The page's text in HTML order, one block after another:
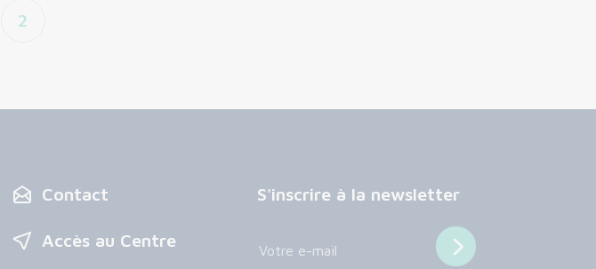
2
Contact
Accès au Centre
S'inscrire à la newsletter